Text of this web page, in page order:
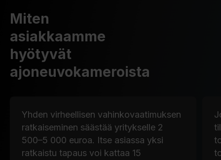
Miten
asiakkaamme
hyötyvät
ajoneuvokameroista
Yhden virheellisen vahinkovaatimuksen
ratkaiseminen säästää yritykselle 2
500–5 000 euroa. Itse asiassa yksi
ratkaistu tapaus voi kattaa 15